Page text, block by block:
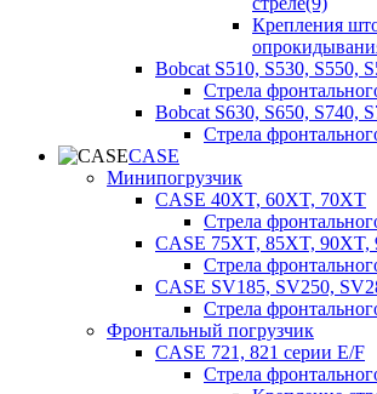
Крепления
Bobcat S510, S530, S550,
Стрела
Bobcat S630, S650, S740,
Стрела
CASE
Минипогрузчик
CASE 40XT, 60XT, 70XT
Стрела
CASE 75XT, 85XT, 90XT,
Стрела
CASE SV185, SV250,
Стрела
Фронтальный погрузчик
CASE 721, 821 серии E/F
Стрела